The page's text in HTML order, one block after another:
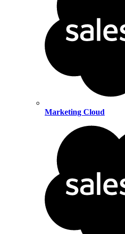
Marketing Cloud